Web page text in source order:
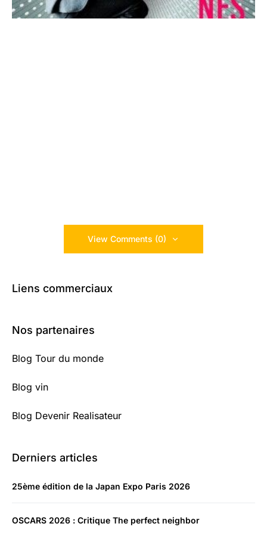
View Comments (0)
Liens commerciaux
Nos partenaires
Blog Tour du monde
Blog vin
Blog Devenir Realisateur
Derniers articles
25ème édition de la Japan Expo Paris 2026
OSCARS 2026 : Critique The perfect neighbor